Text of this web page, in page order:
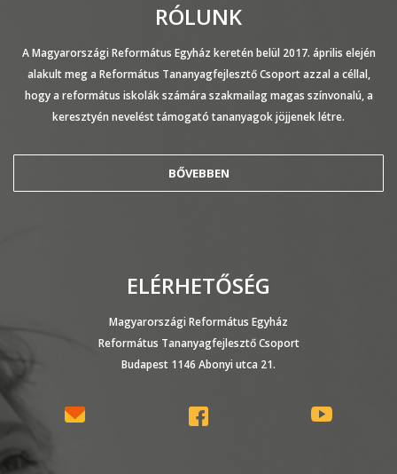
RÓLUNK
A Magyarországi Református Egyház keretén belül 2017. április elején
alakult meg a Református Tananyagfejlesztő Csoport azzal a céllal,
hogy a református iskolák számára szakmailag magas színvonalú, a
keresztyén nevelést támogató tananyagok jöjjenek létre.
BŐVEBBEN
ELÉRHETŐSÉG
Magyarországi Református Egyház
Református Tananyagfejlesztő Csoport
Budapest 1146 Abonyi utca 21.